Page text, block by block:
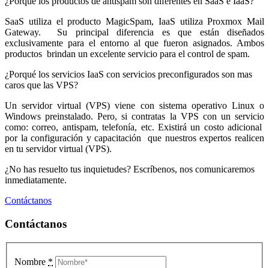
SaaS utiliza el producto MagicSpam, IaaS utiliza Proxmox Mail
Gateway. Su principal diferencia es que están diseñados
exclusivamente para el entorno al que fueron asignados. Ambos
productos brindan un excelente servicio para el control de spam.
¿Porqué los servicios IaaS con servicios preconfigurados son mas
caros que las VPS?
Un servidor virtual (VPS) viene con sistema operativo Linux o
Windows preinstalado. Pero, si contratas la VPS con un servicio
como: correo, antispam, telefonía, etc. Existirá un costo adicional
por la configuración y capacitación que nuestros expertos realicen
en tu servidor virtual (VPS).
¿No has resuelto tus inquietudes? Escríbenos, nos comunicaremos
inmediatamente.
Contáctanos
Contáctanos
Nombre *